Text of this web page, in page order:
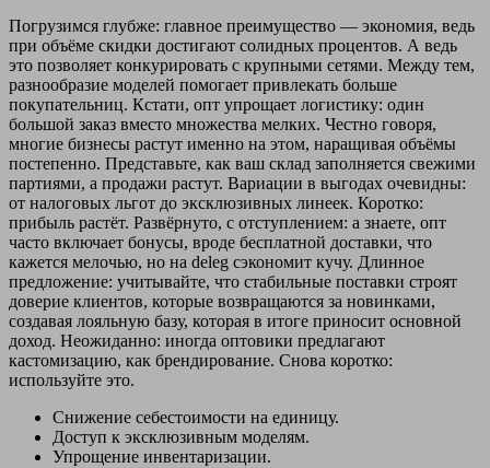
Погрузимся глубже: главное преимущество — экономия, ведь
при объёме скидки достигают солидных процентов. А ведь
это позволяет конкурировать с крупными сетями. Между тем,
разнообразие моделей помогает привлекать больше
покупательниц. Кстати, опт упрощает логистику: один
большой заказ вместо множества мелких. Честно говоря,
многие бизнесы растут именно на этом, наращивая объёмы
постепенно. Представьте, как ваш склад заполняется свежими
партиями, а продажи растут. Вариации в выгодах очевидны:
от налоговых льгот до эксклюзивных линеек. Коротко:
прибыль растёт. Развёрнуто, с отступлением: а знаете, опт
часто включает бонусы, вроде бесплатной доставки, что
кажется мелочью, но на deleg сэкономит кучу. Длинное
предложение: учитывайте, что стабильные поставки строят
доверие клиентов, которые возвращаются за новинками,
создавая лояльную базу, которая в итоге приносит основной
доход. Неожиданно: иногда оптовики предлагают
кастомизацию, как брендирование. Снова коротко:
используйте это.
Снижение себестоимости на единицу.
Доступ к эксклюзивным моделям.
Упрощение инвентаризации.